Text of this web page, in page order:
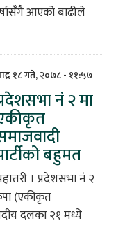
आएको बाढीले
१८ गते, २०७८ - ११:५७
नं २ मा
बहुमत
। प्रदेशसभा नं २
(एकीकृत
दलका २१ मध्ये